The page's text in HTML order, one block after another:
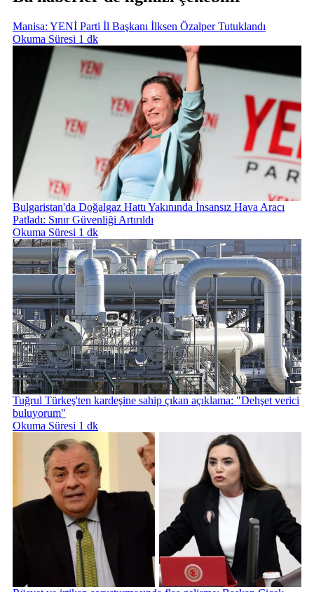
Manisa: YENİ Parti İl Başkanı İlksen Özalper Tutuklandı
Okuma Süresi 1 dk
Bulgaristan'da Doğalgaz Hattı Yakınında İnsansız Hava Aracı
Patladı: Sınır Güvenliği Artırıldı
Okuma Süresi 1 dk
Tuğrul Türkeş'ten kardeşine sahip çıkan açıklama: "Dehşet verici
buluyorum"
Okuma Süresi 1 dk